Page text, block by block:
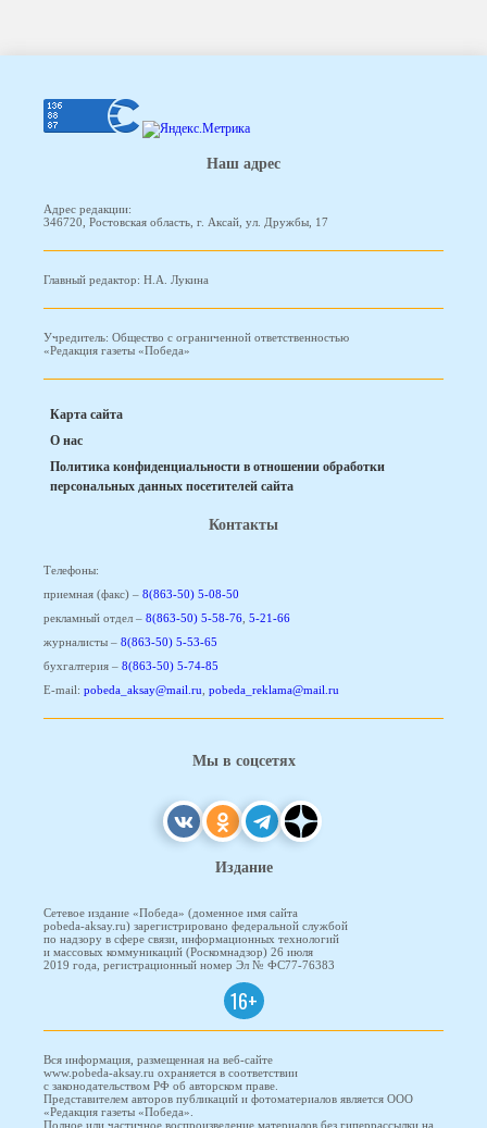
Наш адрес
Адрес редакции:
346720, Ростовская область, г. Аксай, ул. Дружбы, 17
Главный редактор: Н.А. Лукина
Учредитель: Общество с ограниченной ответственностью
«Редакция газеты «Победа»
Карта сайта
О нас
Политика конфиденциальности в отношении обработки
персональных данных посетителей сайта
Контакты
Телефоны:
приемная (факс) – 8(863-50) 5-08-50
рекламный отдел – 8(863-50) 5-58-76, 5-21-66
журналисты – 8(863-50) 5-53-65
бухгалтерия – 8(863-50) 5-74-85
E-mail: pobeda_aksay@mail.ru, pobeda_reklama@mail.ru
Мы в соцсетях
Издание
Сетевое издание «Победа» (доменное имя сайта
pobeda-aksay.ru) зарегистрировано федеральной службой
по надзору в сфере связи, информационных технологий
и массовых коммуникаций (Роскомнадзор) 26 июля
2019 года, регистрационный номер Эл № ФС77-76383
16+
Вся информация, размещенная на веб-сайте
www.pobeda-aksay.ru охраняется в соответствии
с законодательством РФ об авторском праве.
Представителем авторов публикаций и фотоматериалов является ООО
«Редакция газеты «Победа».
Полное или частичное воспроизведение материалов без гиперрассылки на